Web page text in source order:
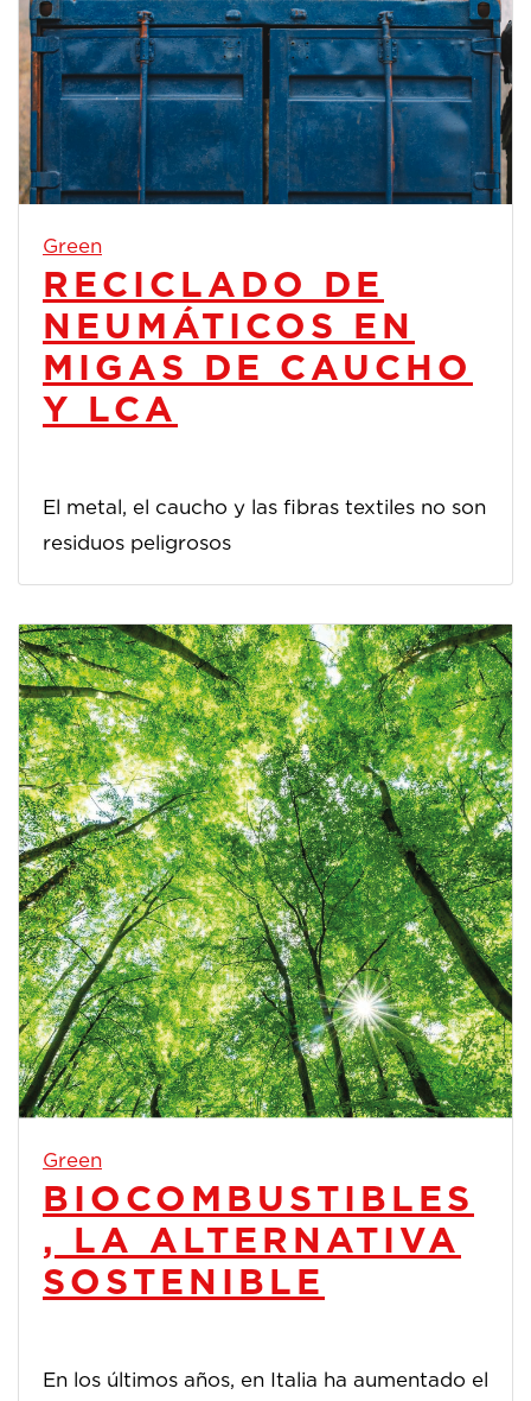
Green
RECICLADO DE
NEUMÁTICOS EN
MIGAS DE CAUCHO
Y LCA
El metal, el caucho y las fibras textiles no son
residuos peligrosos
Green
BIOCOMBUSTIBLES
, LA ALTERNATIVA
SOSTENIBLE
En los últimos años, en Italia ha aumentado el